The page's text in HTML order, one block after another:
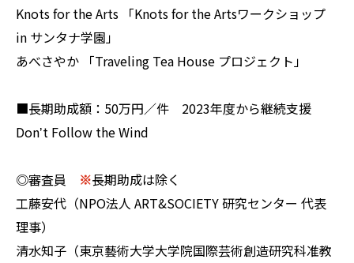
Knots for the Arts 「Knots for the Artsワークショップ
in サンタナ学園」
あべさやか 「Traveling Tea House プロジェクト」
■長期助成額：50万円／件 2023年度から継続支援
Donʼt Follow the Wind
◎審査員 ※長期助成は除く
工藤安代（NPO法人 ART&SOCIETY 研究センター 代表
理事）
清水知子（東京藝術大学大学院国際芸術創造研究科准教